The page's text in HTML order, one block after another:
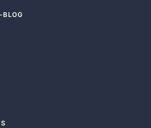
BLOG